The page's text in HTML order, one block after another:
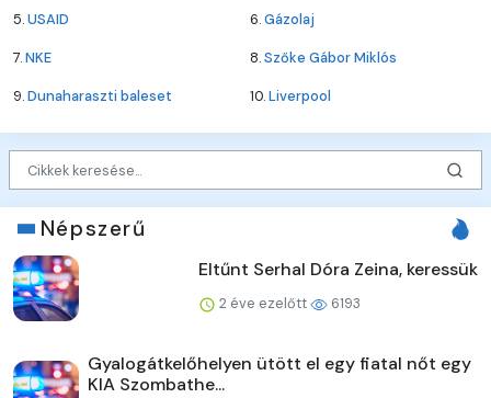
5.USAID 6.Gázolaj
7.NKE 8.Szőke Gábor Miklós
9.Dunaharaszti baleset 10.Liverpool
Népszerű
Eltűnt Serhal Dóra Zeina, keressük
2 éve ezelőtt 6193
Gyalogátkelőhelyen ütött el egy fiatal nőt egy
KIA Szombathe...